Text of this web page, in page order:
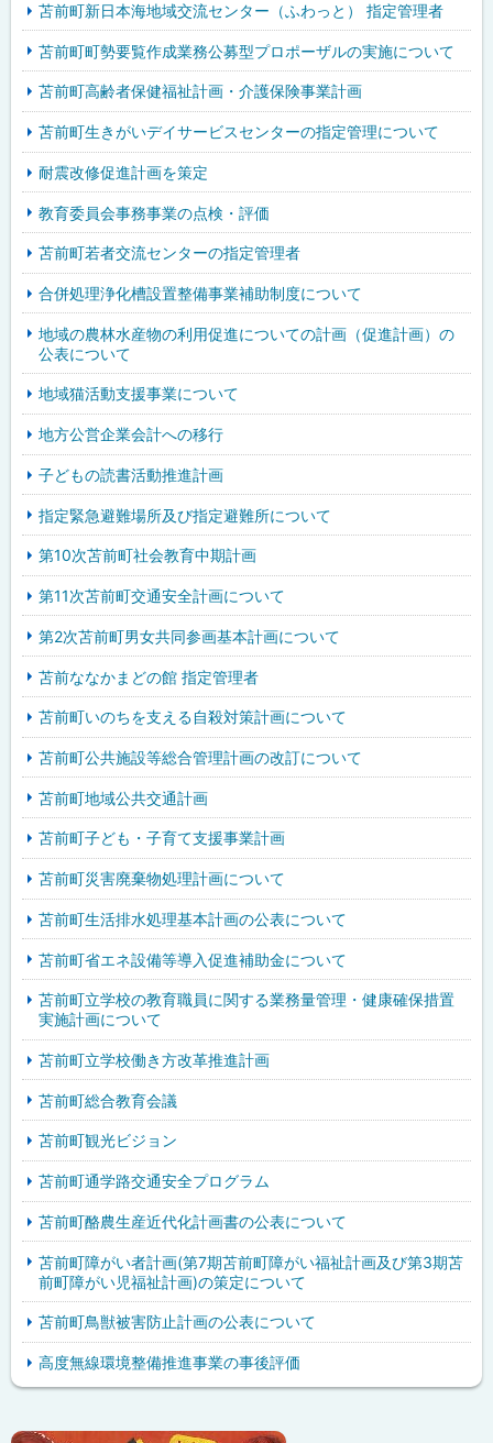
苫前町新日本海地域交流センター（ふわっと） 指定管理者
苫前町町勢要覧作成業務公募型プロポーザルの実施について
苫前町高齢者保健福祉計画・介護保険事業計画
苫前町生きがいデイサービスセンターの指定管理について
耐震改修促進計画を策定
教育委員会事務事業の点検・評価
苫前町若者交流センターの指定管理者
合併処理浄化槽設置整備事業補助制度について
地域の農林水産物の利用促進についての計画（促進計画）の
公表について
地域猫活動支援事業について
地方公営企業会計への移行
子どもの読書活動推進計画
指定緊急避難場所及び指定避難所について
第10次苫前町社会教育中期計画
第11次苫前町交通安全計画について
第2次苫前町男女共同参画基本計画について
苫前ななかまどの館 指定管理者
苫前町いのちを支える自殺対策計画について
苫前町公共施設等総合管理計画の改訂について
苫前町地域公共交通計画
苫前町子ども・子育て支援事業計画
苫前町災害廃棄物処理計画について
苫前町生活排水処理基本計画の公表について
苫前町省エネ設備等導入促進補助金について
苫前町立学校の教育職員に関する業務量管理・健康確保措置
実施計画について
苫前町立学校働き方改革推進計画
苫前町総合教育会議
苫前町観光ビジョン
苫前町通学路交通安全プログラム
苫前町酪農生産近代化計画書の公表について
苫前町障がい者計画(第7期苫前町障がい福祉計画及び第3期苫
前町障がい児福祉計画)の策定について
苫前町鳥獣被害防止計画の公表について
高度無線環境整備推進事業の事後評価
サ